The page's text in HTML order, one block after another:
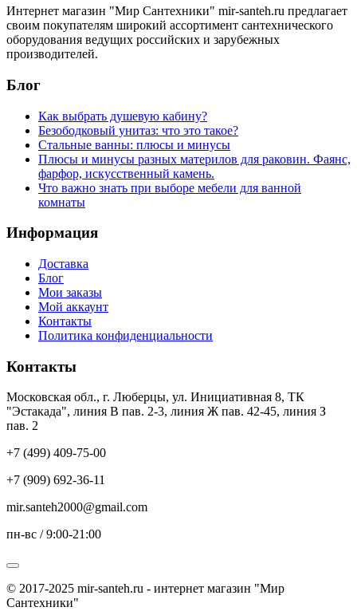
Интернет магазин "Мир Сантехники" mir-santeh.ru предлагает
своим покупателям широкий ассортимент сантехнического
оборудования ведущих российских и зарубежных
производителей.
Блог
Как выбрать душевую кабину?
Безободковый унитаз: что это такое?
Стальные ванны: плюсы и минусы
Плюсы и минусы разных материлов для раковин. Фаянс,
фарфор, искусственный камень.
Что важно знать при выборе мебели для ванной
комнаты
Информация
Доставка
Блог
Мои заказы
Мой аккаунт
Контакты
Политика конфиденциальности
Контакты
Московская обл., г. Люберцы, ул. Инициативная 8, ТК
"Эстакада", линия В пав. 2-3, линия Ж пав. 42-45, линия З
пав. 2
+7 (499) 409-75-00
+7 (909) 692-36-11
mir.santeh2000@gmail.com
пн-вс / 9:00-21:00
© 2017-2025 mir-santeh.ru - интернет магазин "Мир
Сантехники"